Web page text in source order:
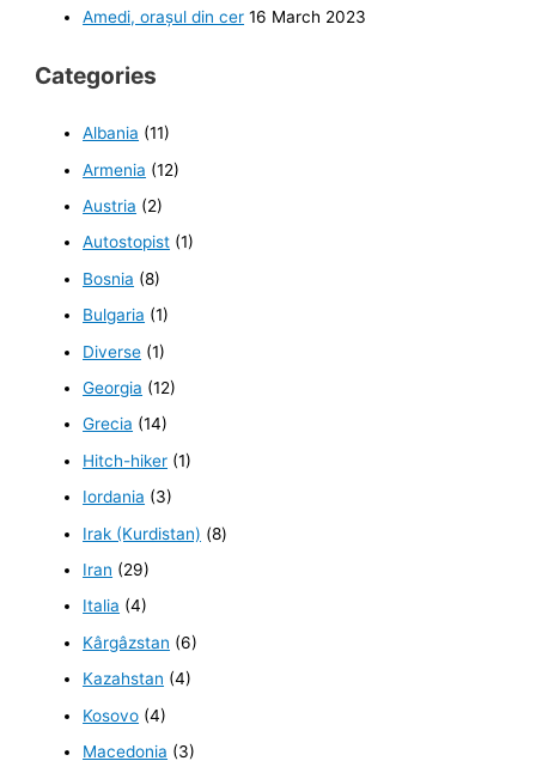
Amedi, orașul din cer 16 March 2023
Categories
Albania (11)
Armenia (12)
Austria (2)
Autostopist (1)
Bosnia (8)
Bulgaria (1)
Diverse (1)
Georgia (12)
Grecia (14)
Hitch-hiker (1)
Iordania (3)
Irak (Kurdistan) (8)
Iran (29)
Italia (4)
Kârgâzstan (6)
Kazahstan (4)
Kosovo (4)
Macedonia (3)